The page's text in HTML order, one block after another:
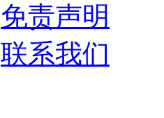
免责声明
联系我们